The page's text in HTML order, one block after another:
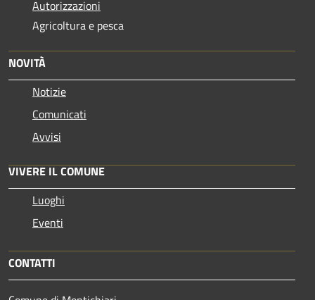
Autorizzazioni
Agricoltura e pesca
NOVITÀ
Notizie
Comunicati
Avvisi
VIVERE IL COMUNE
Luoghi
Eventi
CONTATTI